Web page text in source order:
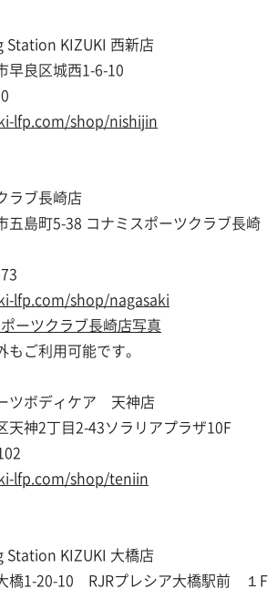
KIZUKI 西新店
早良区城西1-6-10
lfp.com/shop/nishijin
ラブ長崎店
五島町5-38 コナミスポーツクラブ長崎
lfp.com/shop/nagasaki
ご利用可能です。
ツボディケア 天神店
天神2丁目2-43ソラリアプラザ10F
lfp.com/shop/teniin
KIZUKI 大橋店
橋1-20-10 RJRプレシア大橋駅前 １F